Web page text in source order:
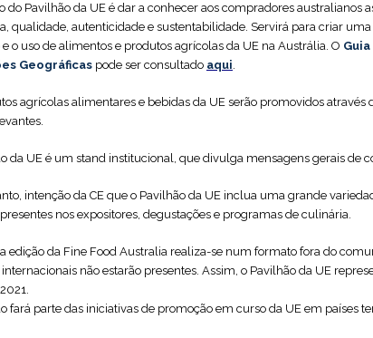
do Pavilhão da UE é dar a conhecer aos compradores
qualidade, autenticidade e sustentabilidade. Servirá para criar
o uso de alimentos e produtos agrícolas da UE na Austrália. O
Geográficas pode ser consultado aqui.
agrícolas alimentares e bebidas da UE serão promovidos
da UE é um stand institucional, que divulga mensagens gerais de
intenção da CE que o Pavilhão da UE inclua uma grande
nos expositores, degustações e programas de culinária.‎
a edição da Fine Food Australia realiza-se num formato fora do
não estarão presentes. Assim, o Pavilhão da UE
fará parte das iniciativas de promoção em curso da UE em países